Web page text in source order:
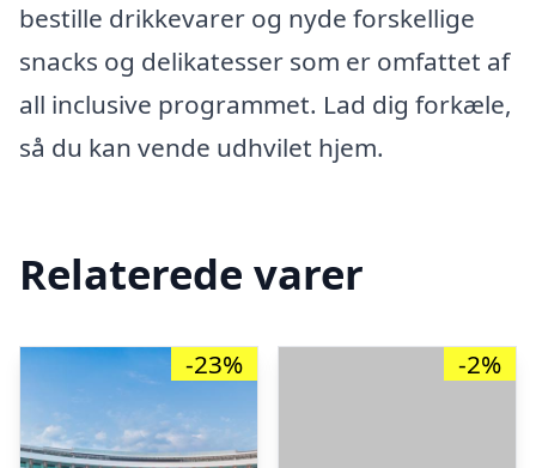
bestille drikkevarer og nyde forskellige
snacks og delikatesser som er omfattet af
all inclusive programmet. Lad dig forkæle,
så du kan vende udhvilet hjem.
Relaterede varer
-23% -2%